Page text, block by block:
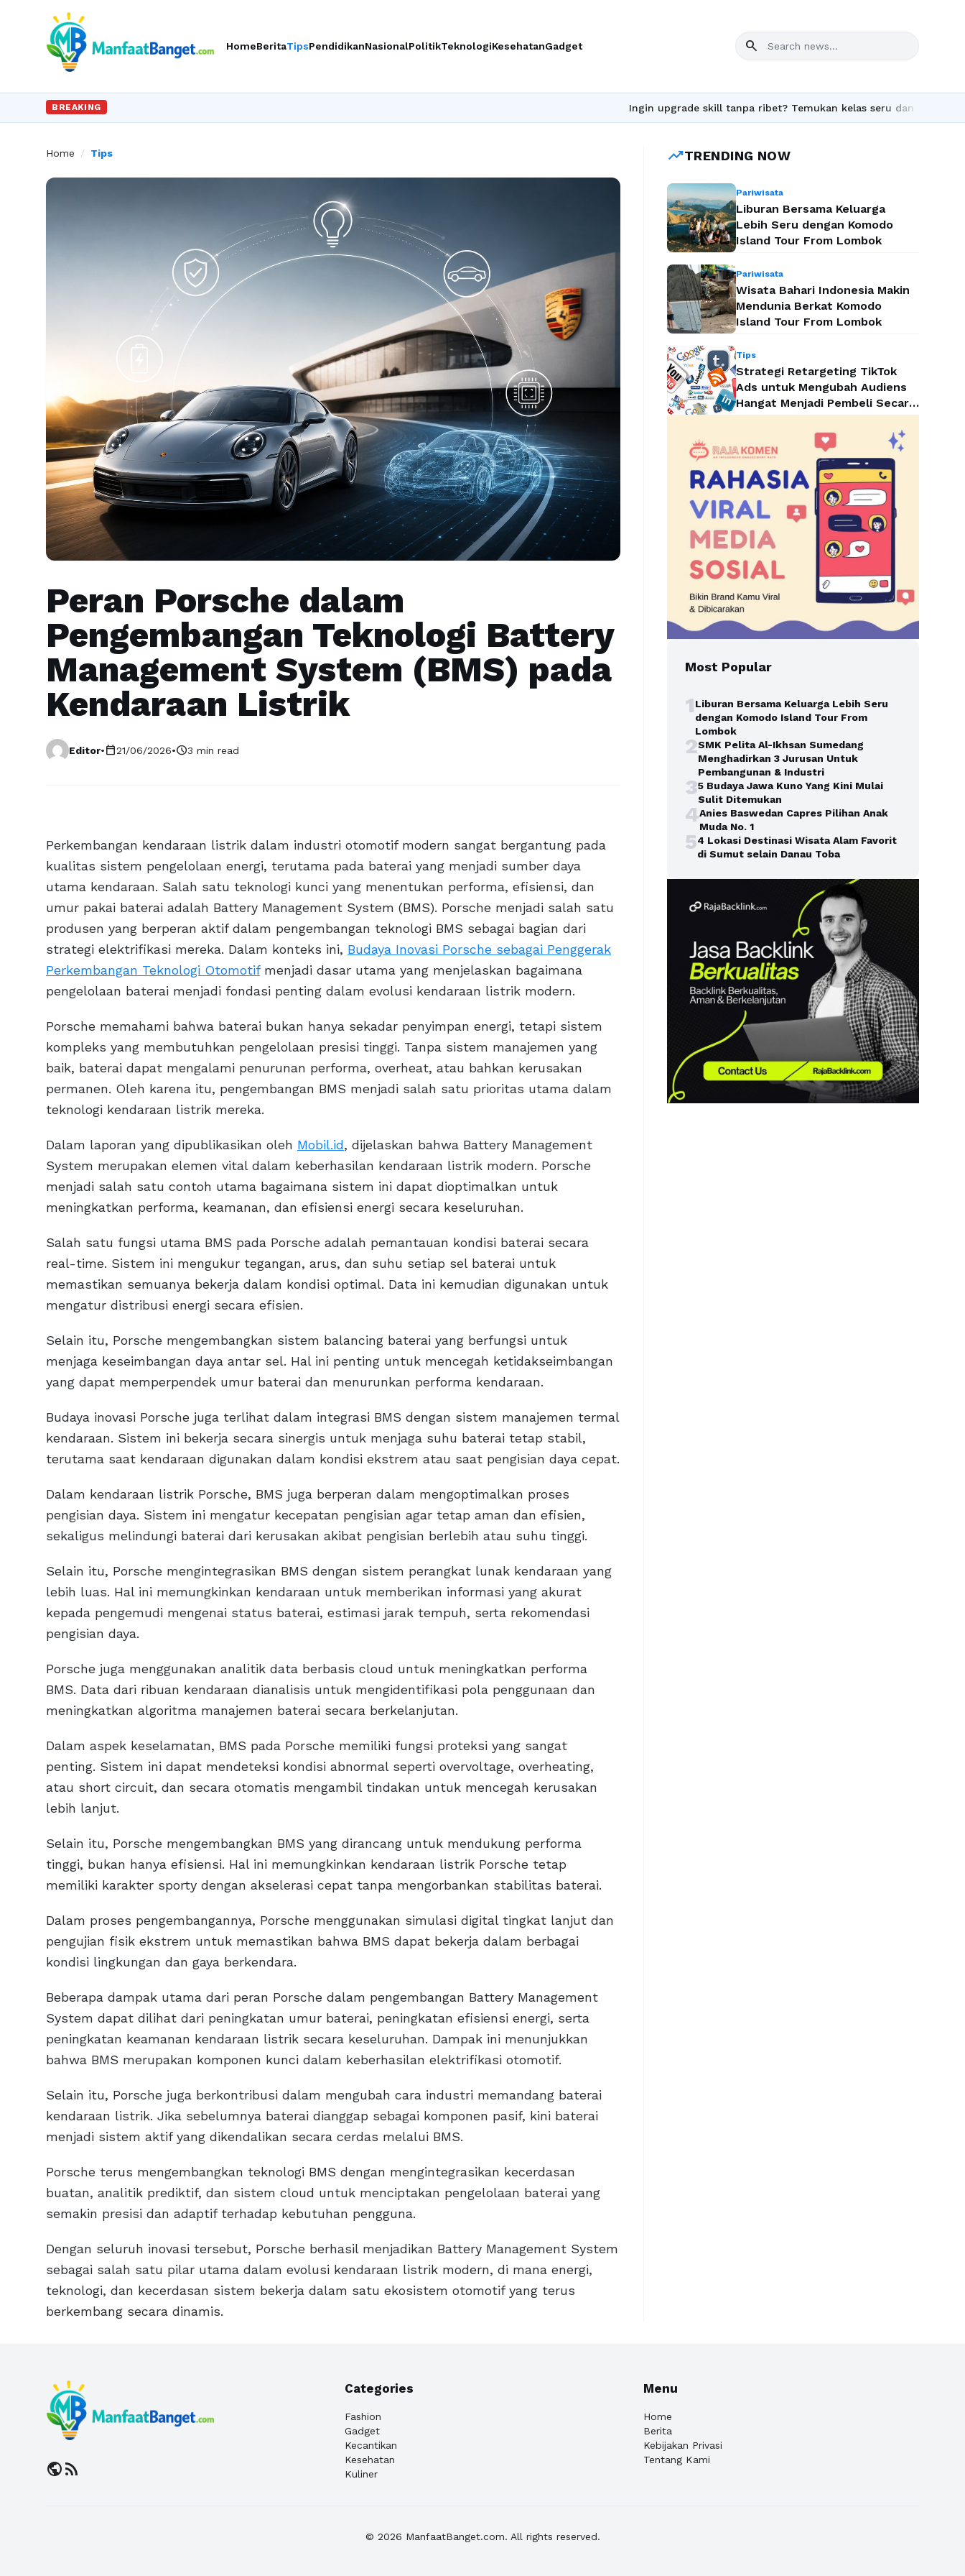
HomeBeritaTipsPendidikanNasionalPolitikTeknologiKesehatanGadget search
BREAKING Ingin upgrade skill tanpa ribet? Temukan kelas seru dan materi lengkap hanya
Home / Tips
Peran Porsche dalam
Pengembangan Teknologi Battery
Management System (BMS) pada
Kendaraan Listrik
Editor•calendar_today21/06/2026•schedule3 min read
Perkembangan kendaraan listrik dalam industri otomotif modern sangat bergantung pada
kualitas sistem pengelolaan energi, terutama pada baterai yang menjadi sumber daya
utama kendaraan. Salah satu teknologi kunci yang menentukan performa, efisiensi, dan
umur pakai baterai adalah Battery Management System (BMS). Porsche menjadi salah satu
produsen yang berperan aktif dalam pengembangan teknologi BMS sebagai bagian dari
strategi elektrifikasi mereka. Dalam konteks ini, Budaya Inovasi Porsche sebagai Penggerak
Perkembangan Teknologi Otomotifmenjadi dasar utama yang menjelaskan bagaimana
pengelolaan baterai menjadi fondasi penting dalam evolusi kendaraan listrik modern.
Porsche memahami bahwa baterai bukan hanya sekadar penyimpan energi, tetapi sistem
kompleks yang membutuhkan pengelolaan presisi tinggi. Tanpa sistem manajemen yang
baik, baterai dapat mengalami penurunan performa, overheat, atau bahkan kerusakan
permanen. Oleh karena itu, pengembangan BMS menjadi salah satu prioritas utama dalam
teknologi kendaraan listrik mereka.
Dalam laporan yang dipublikasikan oleh Mobil.id, dijelaskan bahwa Battery Management
System merupakan elemen vital dalam keberhasilan kendaraan listrik modern. Porsche
menjadi salah satu contoh utama bagaimana sistem ini dapat dioptimalkan untuk
meningkatkan performa, keamanan, dan efisiensi energi secara keseluruhan.
Salah satu fungsi utama BMS pada Porsche adalah pemantauan kondisi baterai secara
real-time. Sistem ini mengukur tegangan, arus, dan suhu setiap sel baterai untuk
memastikan semuanya bekerja dalam kondisi optimal. Data ini kemudian digunakan untuk
mengatur distribusi energi secara efisien.
Selain itu, Porsche mengembangkan sistem balancing baterai yang berfungsi untuk
menjaga keseimbangan daya antar sel. Hal ini penting untuk mencegah ketidakseimbangan
yang dapat memperpendek umur baterai dan menurunkan performa kendaraan.
Budaya inovasi Porsche juga terlihat dalam integrasi BMS dengan sistem manajemen termal
kendaraan. Sistem ini bekerja secara sinergis untuk menjaga suhu baterai tetap stabil,
terutama saat kendaraan digunakan dalam kondisi ekstrem atau saat pengisian daya cepat.
Dalam kendaraan listrik Porsche, BMS juga berperan dalam mengoptimalkan proses
pengisian daya. Sistem ini mengatur kecepatan pengisian agar tetap aman dan efisien,
sekaligus melindungi baterai dari kerusakan akibat pengisian berlebih atau suhu tinggi.
Selain itu, Porsche mengintegrasikan BMS dengan sistem perangkat lunak kendaraan yang
lebih luas. Hal ini memungkinkan kendaraan untuk memberikan informasi yang akurat
kepada pengemudi mengenai status baterai, estimasi jarak tempuh, serta rekomendasi
pengisian daya.
Porsche juga menggunakan analitik data berbasis cloud untuk meningkatkan performa
BMS. Data dari ribuan kendaraan dianalisis untuk mengidentifikasi pola penggunaan dan
meningkatkan algoritma manajemen baterai secara berkelanjutan.
Dalam aspek keselamatan, BMS pada Porsche memiliki fungsi proteksi yang sangat
penting. Sistem ini dapat mendeteksi kondisi abnormal seperti overvoltage, overheating,
atau short circuit, dan secara otomatis mengambil tindakan untuk mencegah kerusakan
lebih lanjut.
Selain itu, Porsche mengembangkan BMS yang dirancang untuk mendukung performa
tinggi, bukan hanya efisiensi. Hal ini memungkinkan kendaraan listrik Porsche tetap
memiliki karakter sporty dengan akselerasi cepat tanpa mengorbankan stabilitas baterai.
Dalam proses pengembangannya, Porsche menggunakan simulasi digital tingkat lanjut dan
pengujian fisik ekstrem untuk memastikan bahwa BMS dapat bekerja dalam berbagai
kondisi lingkungan dan gaya berkendara.
Beberapa dampak utama dari peran Porsche dalam pengembangan Battery Management
System dapat dilihat dari peningkatan umur baterai, peningkatan efisiensi energi, serta
peningkatan keamanan kendaraan listrik secara keseluruhan. Dampak ini menunjukkan
bahwa BMS merupakan komponen kunci dalam keberhasilan elektrifikasi otomotif.
Selain itu, Porsche juga berkontribusi dalam mengubah cara industri memandang baterai
kendaraan listrik. Jika sebelumnya baterai dianggap sebagai komponen pasif, kini baterai
menjadi sistem aktif yang dikendalikan secara cerdas melalui BMS.
Porsche terus mengembangkan teknologi BMS dengan mengintegrasikan kecerdasan
buatan, analitik prediktif, dan sistem cloud untuk menciptakan pengelolaan baterai yang
semakin presisi dan adaptif terhadap kebutuhan pengguna.
Dengan seluruh inovasi tersebut, Porsche berhasil menjadikan Battery Management System
sebagai salah satu pilar utama dalam evolusi kendaraan listrik modern, di mana energi,
teknologi, dan kecerdasan sistem bekerja dalam satu ekosistem otomotif yang terus
berkembang secara dinamis.
trending_upTRENDING NOW
Pariwisata
Liburan Bersama Keluarga
Lebih Seru dengan Komodo
Island Tour From Lombok
Pariwisata
Wisata Bahari Indonesia Makin
Mendunia Berkat Komodo
Island Tour From Lombok
Tips
Strategi Retargeting TikTok
Ads untuk Mengubah Audiens
Hangat Menjadi Pembeli Secara
Efektif
Most Popular
1Liburan Bersama Keluarga Lebih Seru
dengan Komodo Island Tour From
Lombok
2SMK Pelita Al-Ikhsan Sumedang
Menghadirkan 3 Jurusan Untuk
Pembangunan & Industri
35 Budaya Jawa Kuno Yang Kini Mulai
Sulit Ditemukan
4Anies Baswedan Capres Pilihan Anak
Muda No. 1
54 Lokasi Destinasi Wisata Alam Favorit
di Sumut selain Danau Toba
publicrss_feed
Categories
Fashion
Gadget
Kecantikan
Kesehatan
Kuliner
Menu
Home
Berita
Kebijakan Privasi
Tentang Kami
© 2026 ManfaatBanget.com. All rights reserved.